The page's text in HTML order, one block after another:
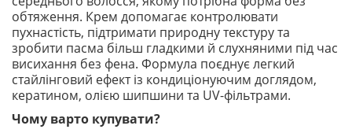
обтяження. Крем допомагає контролювати
пухнастість, підтримати природну текстуру та
зробити пасма більш гладкими й слухняними під час
висихання без фена. Формула поєднує легкий
стайлінговий ефект із кондиціонуючим доглядом,
кератином, олією шипшини та UV-фільтрами.
Чому варто купувати?